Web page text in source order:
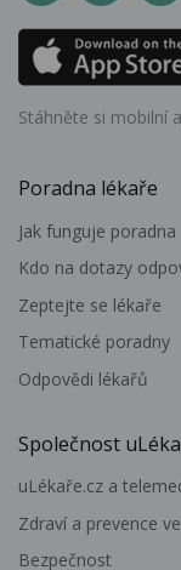
Stáhněte si mobilní
Poradna lékaře
Jak funguje poradna
Kdo na dotazy
Zeptejte se lékaře
Tematické poradny
Odpovědi lékařů
Společnost
uLékaře.cz a
Zdraví a prevence
Bezpečnost